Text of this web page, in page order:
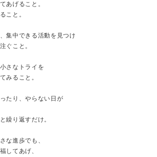
あげること。
こと。
集中できる活動を見つけ
ぐこと。
さなトライを
みること。
たり、やらない日が
繰り返すだけ。
な進歩でも、
してあげ、